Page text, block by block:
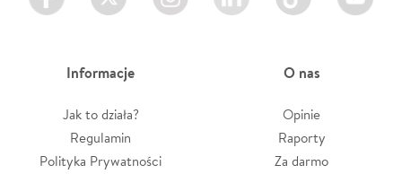
Informacje
Jak to działa?
Regulamin
Polityka Prywatności
O nas
Opinie
Raporty
Za darmo